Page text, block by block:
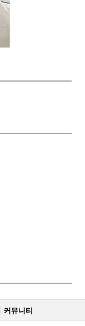
커뮤니티